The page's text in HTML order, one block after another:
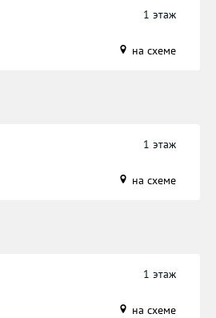
1 этаж
на схеме
1 этаж
на схеме
1 этаж
на схеме